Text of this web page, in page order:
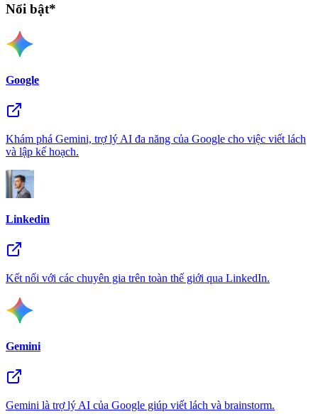
Nổi bật*
Google
Khám phá Gemini, trợ lý AI đa năng của Google cho việc viết lách
và lập kế hoạch.
Linkedin
Kết nối với các chuyên gia trên toàn thế giới qua LinkedIn.
Gemini
Gemini là trợ lý AI của Google giúp viết lách và brainstorm.